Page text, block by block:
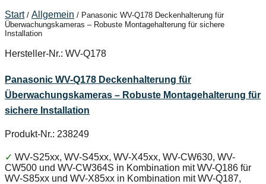
Start/ Allgemein / Panasonic WV-Q178 Deckenhalterung für
Überwachungskameras – Robuste Montagehalterung für sichere
Installation
Hersteller-Nr.: WV-Q178
Panasonic WV-Q178 Deckenhalterung für
Überwachungskameras – Robuste Montagehalterung für
sichere Installation
Produkt-Nr.: 238249
✓ WV-S25xx, WV-S45xx, WV-X45xx, WV-CW630, WV-
CW500 und WV-CW364S in Kombination mit WV-Q186 für
WV-S85xx und WV-X85xx in Kombination mit WV-Q187,